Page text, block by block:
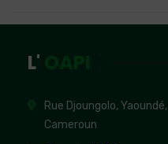
L'
Rue Djoungolo, Yaoundé,
Cameroun